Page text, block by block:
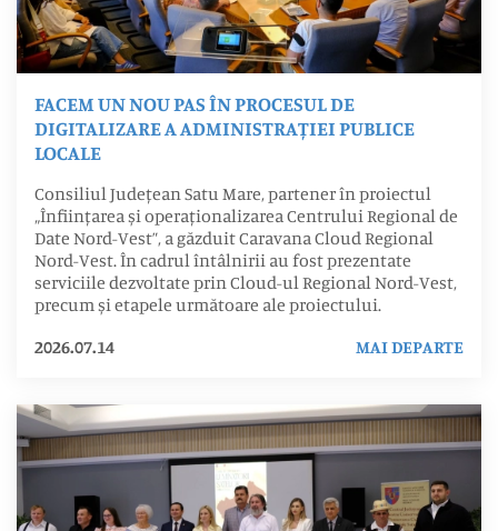
FACEM UN NOU PAS ÎN PROCESUL DE
DIGITALIZARE A ADMINISTRAȚIEI PUBLICE
LOCALE
Consiliul Județean Satu Mare, partener în proiectul
„Înființarea și operaționalizarea Centrului Regional de
Date Nord-Vest”, a găzduit Caravana Cloud Regional
Nord-Vest. În cadrul întâlnirii au fost prezentate
serviciile dezvoltate prin Cloud-ul Regional Nord-Vest,
precum și etapele următoare ale proiectului.
2026.07.14
MAI DEPARTE